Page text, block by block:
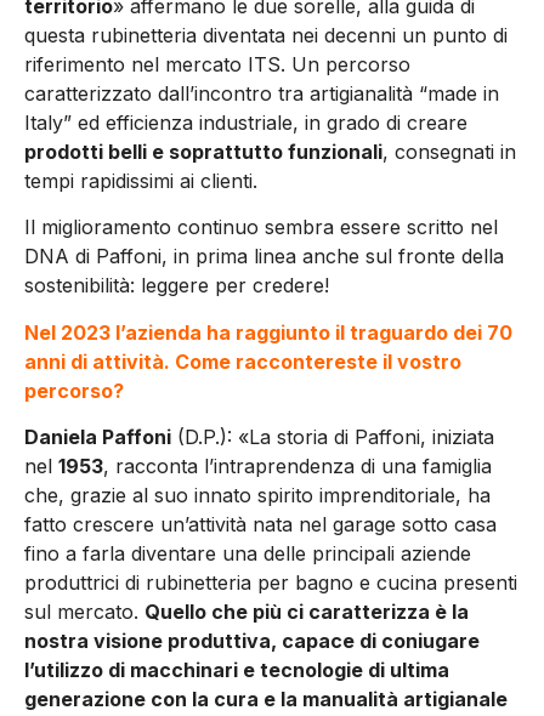
territorio» affermano le due sorelle, alla guida di
questa rubinetteria diventata nei decenni un punto di
riferimento nel mercato ITS. Un percorso
caratterizzato dall’incontro tra artigianalità “made in
Italy” ed efficienza industriale, in grado di creare
prodotti belli e soprattutto funzionali, consegnati in
tempi rapidissimi ai clienti.
Il miglioramento continuo sembra essere scritto nel
DNA di Paffoni, in prima linea anche sul fronte della
sostenibilità: leggere per credere!
Nel 2023 l’azienda ha raggiunto il traguardo dei 70
anni di attività. Come raccontereste il vostro
percorso?
Daniela Paffoni (D.P.): «La storia di Paffoni, iniziata
nel 1953, racconta l’intraprendenza di una famiglia
che, grazie al suo innato spirito imprenditoriale, ha
fatto crescere un’attività nata nel garage sotto casa
fino a farla diventare una delle principali aziende
produttrici di rubinetteria per bagno e cucina presenti
sul mercato. Quello che più ci caratterizza è la
nostra visione produttiva, capace di coniugare
l’utilizzo di macchinari e tecnologie di ultima
generazione con la cura e la manualità artigianale